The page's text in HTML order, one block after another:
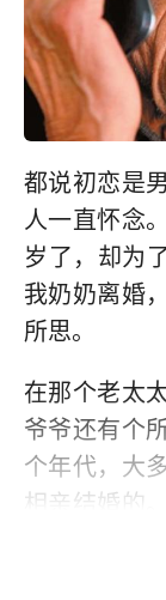
都说初恋是
人一直怀念
岁了，却为
我奶奶离婚
所思。
在那个老太
爷爷还有个
个年代，大
相亲结婚的
也有过磕磕
不错。可